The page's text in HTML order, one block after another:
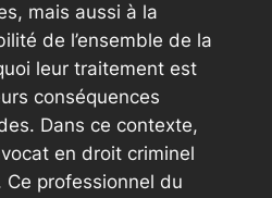
mais aussi à la
de l’ensemble de la
leur traitement est
conséquences
Dans ce contexte,
en droit criminel
professionnel du